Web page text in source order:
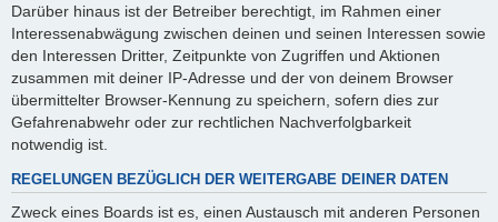
Darüber hinaus ist der Betreiber berechtigt, im Rahmen einer
Interessenabwägung zwischen deinen und seinen Interessen sowie
den Interessen Dritter, Zeitpunkte von Zugriffen und Aktionen
zusammen mit deiner IP-Adresse und der von deinem Browser
übermittelter Browser-Kennung zu speichern, sofern dies zur
Gefahrenabwehr oder zur rechtlichen Nachverfolgbarkeit
notwendig ist.
REGELUNGEN BEZÜGLICH DER WEITERGABE DEINER DATEN
Zweck eines Boards ist es, einen Austausch mit anderen Personen